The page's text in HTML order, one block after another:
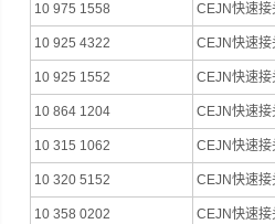
10 975 1558 CEJN快速接
10 925 4322 CEJN快速接
10 925 1552 CEJN快速接
10 864 1204 CEJN快速接
10 315 1062 CEJN快速接
10 320 5152 CEJN快速接
10 358 0202 CEJN快速接